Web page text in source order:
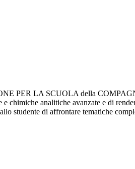
PER LA SCUOLA della
chimiche analitiche avanzate e di
studente di affrontare tematiche